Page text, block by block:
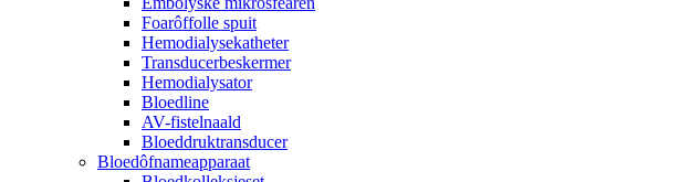
Foarôffolle spuit
Hemodialysekatheter
Transducerbeskermer
Hemodialysator
Bloedline
AV-fistelnaald
Bloeddruktransducer
Bloedôfnameapparaat